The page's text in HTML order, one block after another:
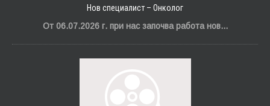
Нов специалист – Онколог
От 06.07.2026 г. при нас започва работа нов...